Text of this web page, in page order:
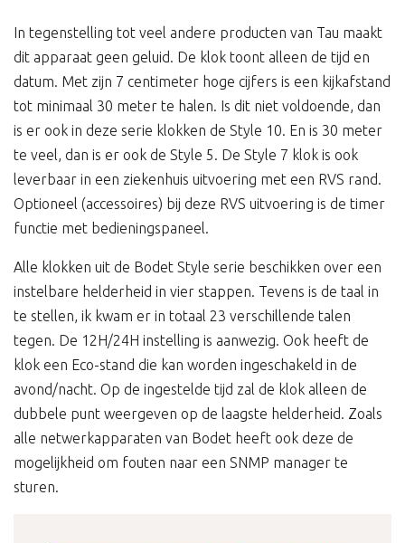
In tegenstelling tot veel andere producten van Tau maakt
dit apparaat geen geluid. De klok toont alleen de tijd en
datum. Met zijn 7 centimeter hoge cijfers is een kijkafstand
tot minimaal 30 meter te halen. Is dit niet voldoende, dan
is er ook in deze serie klokken de Style 10. En is 30 meter
te veel, dan is er ook de Style 5. De Style 7 klok is ook
leverbaar in een ziekenhuis uitvoering met een RVS rand.
Optioneel (accessoires) bij deze RVS uitvoering is de timer
functie met bedieningspaneel.
Alle klokken uit de Bodet Style serie beschikken over een
instelbare helderheid in vier stappen. Tevens is de taal in
te stellen, ik kwam er in totaal 23 verschillende talen
tegen. De 12H/24H instelling is aanwezig. Ook heeft de
klok een Eco-stand die kan worden ingeschakeld in de
avond/nacht. Op de ingestelde tijd zal de klok alleen de
dubbele punt weergeven op de laagste helderheid. Zoals
alle netwerkapparaten van Bodet heeft ook deze de
mogelijkheid om fouten naar een SNMP manager te
sturen.